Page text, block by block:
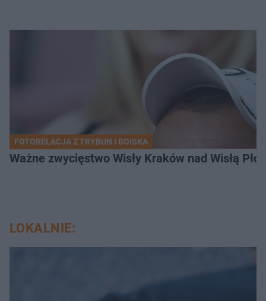
FOTORELACJA Z TRYBUN I BOISKA
Ważne zwycięstwo Wisły Kraków nad Wisłą
LOKALNIE: